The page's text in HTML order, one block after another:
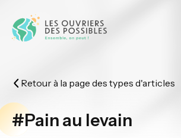
Retour à la page des types d'articles
#Pain au levain